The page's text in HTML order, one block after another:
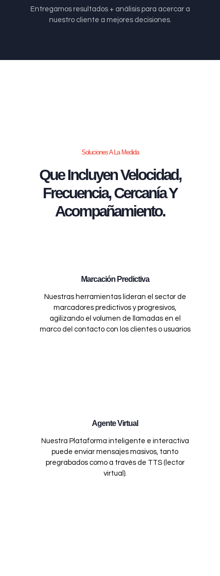
Entregamos resultados + análisis para acercar a
nuestro cliente a mejores decisiones.
Soluciones A La Medida
Que Incluyen Velocidad,
Frecuencia, Cercanía Y
Acompañamiento.
Marcación Predictiva
Nuestras herramientas lideran el sector de
marcadores predictivos y progresivos,
agilizando el volumen de llamadas en el
marco del contacto con los clientes o usuarios
Agente Virtual
Nuestra Plataforma inteligente e interactiva
puede enviar mensajes masivos, tanto
pregrabados como a través de TTS (lector
virtual).